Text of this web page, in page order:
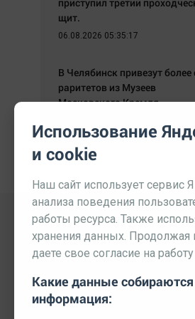
щит.
06.08.2026 05:35:17
В Челябинск привезут более
раритетов из Музеев
Московского Кремля.
Использование
и cookie
Наш сайт использует сервис
анализа поведения
работы ресурса. Также
хранения данных. Продолжая
даете свое согласие на
Какие данные
информация: